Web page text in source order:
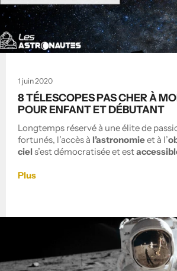
1 juin 2020
8 TÉLESCOPES PAS CHER À
POUR ENFANT ET DÉBUTANT
Longtemps réservé à une élite de
fortunés, l’accès à l’astronomieet à l’
ciels’est démocratisée et est
Plus